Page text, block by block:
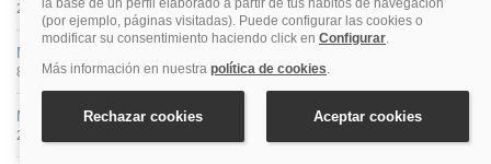
26 hoteles
Madrid
877 hoteles
Málaga
269 hoteles